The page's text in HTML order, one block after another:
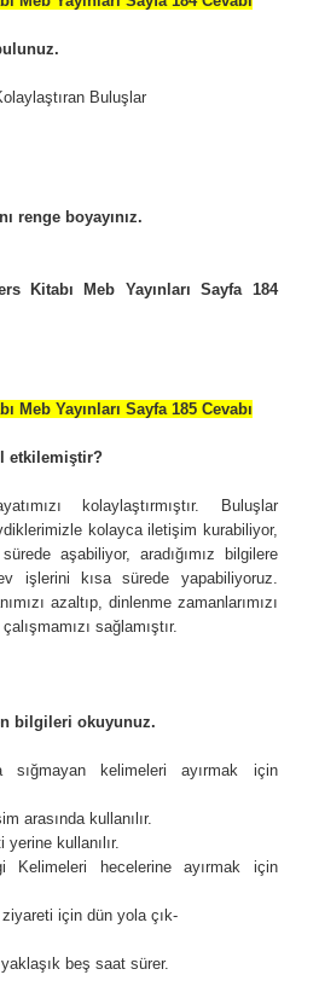
Buluşlar
renge boyayınız.
Meb Yayınları Sayfa 185 Cevabı
etkilemiştir?
kolaylaştırmıştır. Buluşlar
kolayca iletişim kurabiliyor,
aşabiliyor, aradığımız bilgilere
işlerini kısa sürede yapabiliyoruz.
azaltıp, dinlenme zamanlarımızı
sağlamıştır.
bilgileri okuyunuz.
sığmayan kelimeleri ayırmak için
arasında kullanılır.
kullanılır.
Kelimeleri hecelerine ayırmak için
için dün yola çık-
beş saat sürer.